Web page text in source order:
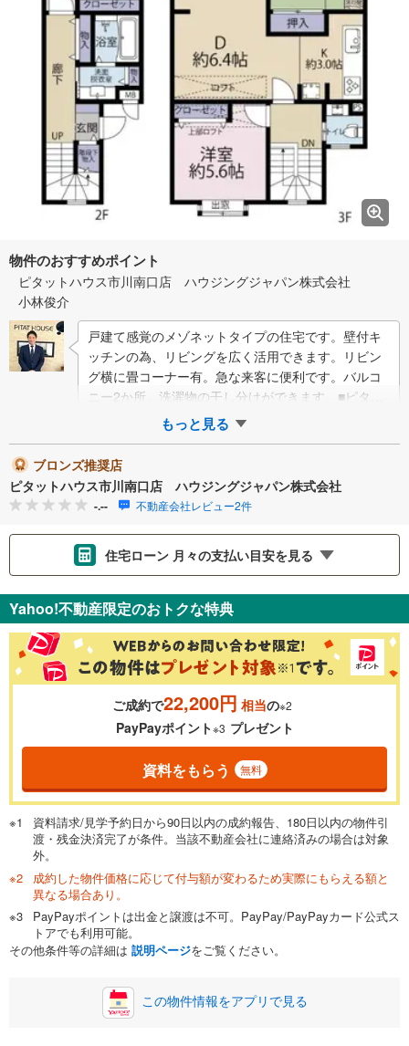
物件のおすすめポイント
ピタットハウス市川南口店 ハウジングジャパン株式会社
小林俊介
戸建て感覚のメゾネットタイプの住宅です。壁付キ
ッチンの為、リビングを広く活用できます。リビン
グ横に畳コーナー有。急な来客に便利です。バルコ
ニー2か所。洗濯物の干し分けができます。■ピタッ
トハウスからのご紹介■当社はJR市川駅南口か…
もっと見る
ブロンズ推奨店
ピタットハウス市川南口店 ハウジングジャパン株式会社
-.-- 不動産会社レビュー2件
住宅ローン 月々の支払い目安を見る
金利 ％
0.01%
一般的には最長35年まで借り入れ可能です。多くの金融機関
が完済時の年齢は80歳までを条件としています。
閉じる
頭金 万円
0万円 1,480万円
自己資金から住宅購入にかけられる金額を入力してくださ
Yahoo!不動産限定のおトクな特典
ご成約で22,200円 相当の※2
PayPayポイント※3 プレゼント
資料をもらう 無料
資料請求/見学予約日から90日以内の成約報告、180日以内の物件引
渡・残金決済完了が条件。当該不動産会社に連絡済みの場合は対象
外。
成約した物件価格に応じて付与額が変わるため実際にもらえる額と
異なる場合あり。
PayPayポイントは出金と譲渡は不可。PayPay/PayPayカード公式ス
トアでも利用可能。
その他条件等の詳細は 説明ページをご覧ください。
この物件情報をアプリで見る